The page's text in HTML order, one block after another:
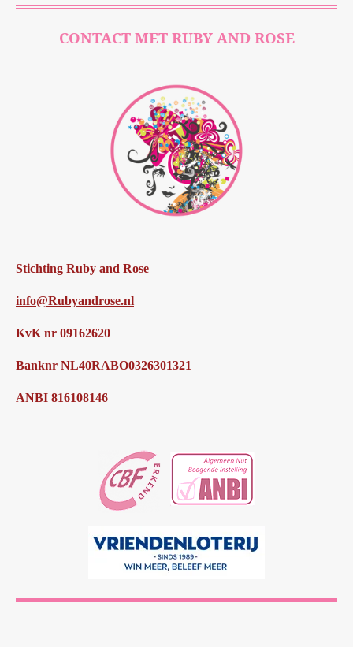
CONTACT MET RUBY AND ROSE
Stichting Ruby and Rose
info@Rubyandrose.nl
KvK nr 09162620
Banknr NL40RABO0326301321
ANBI 816108146